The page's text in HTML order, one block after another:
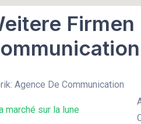
Agence De Communication
marché sur la lune